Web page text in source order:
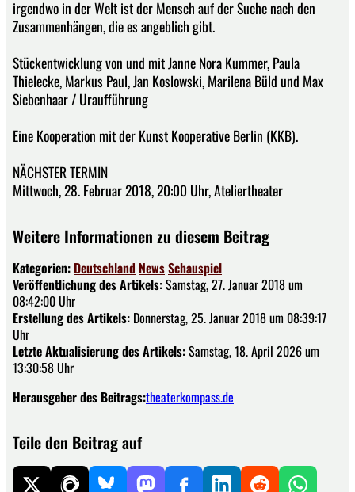
irgendwo in der Welt ist der Mensch auf der Suche nach den
Zusammenhängen, die es angeblich gibt.
Stückentwicklung von und mit Janne Nora Kummer, Paula
Thielecke, Markus Paul, Jan Koslowski, Marilena Büld und Max
Siebenhaar / Uraufführung
Eine Kooperation mit der Kunst Kooperative Berlin (KKB).
NÄCHSTER TERMIN
Mittwoch, 28. Februar 2018, 20:00 Uhr, Ateliertheater
Weitere Informationen zu diesem Beitrag
Kategorien: Deutschland NewsSchauspiel
Veröffentlichung des Artikels:Samstag, 27. Januar 2018 um
08:42:00 Uhr
Erstellung des Artikels: Donnerstag, 25. Januar 2018 um 08:39:17
Uhr
Letzte Aktualisierung des Artikels:Samstag, 18. April 2026 um
13:30:58 Uhr
Herausgeber des Beitrags:theaterkompass.de
Teile den Beitrag auf